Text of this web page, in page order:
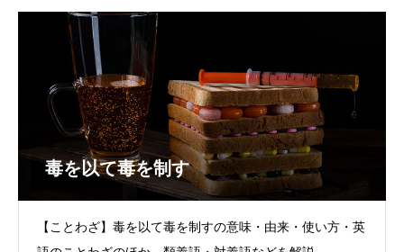
毒を以て毒を制す
【ことわざ】毒を以て毒を制すの意味・由来・使い方・英